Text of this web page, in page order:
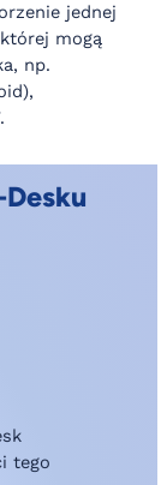
jednej
mogą
np.
tego